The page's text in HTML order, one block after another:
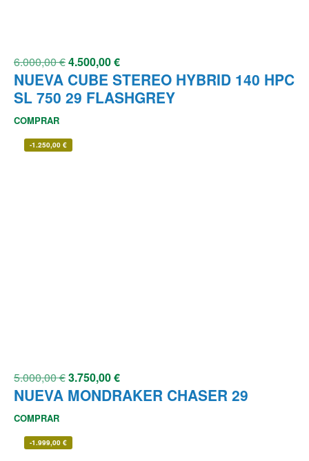
6.000,00€4.500,00€
NUEVA CUBE STEREO HYBRID 140 HPC
SL 750 29 FLASHGREY
COMPRAR
-1.250,00 €
5.000,00€3.750,00€
NUEVA MONDRAKER CHASER 29
COMPRAR
-1.999,00 €